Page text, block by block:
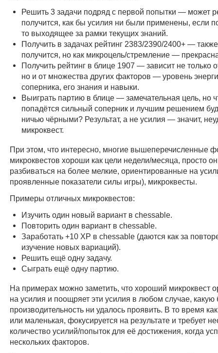
Решить 3 задачи подряд с первой попытки — может
получится, как бы усилия ни были применены, если
то выходящее за рамки текущих знаний.
Получить в задачах рейтинг 2383/2390/2400+ —
получится, но как микроцель/стремление —
Получить рейтинг в блице 1907 — зависит не только
но и от множества других факторов — уровень
соперника, его знания и навыки.
Выиграть партию в блице — замечательная цель, но
попадётся сильный соперник и лучшим решением
ничью чёрными? Результат, а не усилия — значит,
микроквест.
При этом, что интересно, многие вышеперечисленные
микроквестов хороши как цели недели/месяца, просто
разбиваться на более мелкие, ориентированные на
проявленные показатели силы игры), микроквесты.
Примеры отличных микроквестов:
Изучить один новый вариант в chessable.
Повторить один вариант в chessable.
Заработать +10 XP в chessable (даются как за
изучение новых вариаций).
Решить ещё одну задачу.
Сыграть ещё одну партию.
На примерах можно заметить, что хороший микроквест
на усилия и поощряет эти усилия в любом случае, какую
производительность ни удалось проявить. В то время
или маленькая, фокусируется на результате и требует
количество усилий/попыток для её достижения, когда
нескольких факторов.